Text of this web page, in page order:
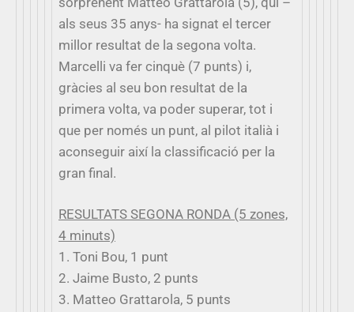
als seus 35 anys- ha signat el tercer
millor resultat de la segona volta.
Marcelli va fer cinquè (7 punts) i,
gràcies al seu bon resultat de la
primera volta, va poder superar, tot i
que per només un punt, al pilot italià i
aconseguir així la classificació per la
gran final.
RESULTATS SEGONA RONDA (5 zones,
4 minuts)
1. Toni Bou, 1 punt
2. Jaime Busto, 2 punts
3. Matteo Grattarola, 5 punts